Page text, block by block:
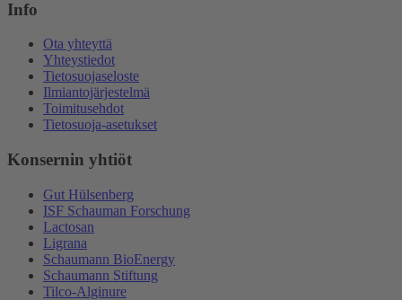
Info
Ota yhteyttä
Yhteystiedot
Tietosuojaseloste
Ilmiantojärjestelmä
Toimitusehdot
Tietosuoja-asetukset
Konsernin yhtiöt
Gut Hülsenberg
ISF Schauman Forschung
Lactosan
Ligrana
Schaumann BioEnergy
Schaumann Stiftung
Tilco-Alginure